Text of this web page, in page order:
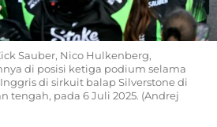
Sauber, Nico Hulkenberg,
di posisi ketiga podium selama
di sirkuit balap Silverstone di
tengah, pada 6 Juli 2025. (Andrej